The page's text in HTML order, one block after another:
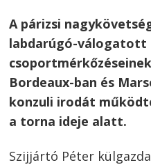
A párizsi
labdarúgó-válogatott
Bordeaux-ban és
konzuli irodát
a torna ideje alatt.
Szijjártó Péter